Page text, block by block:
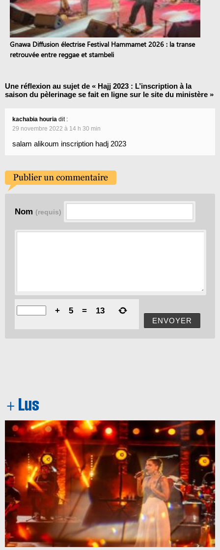
Gnawa Diffusion électrise Festival Hammamet 2026 : la transe
retrouvée entre reggae et stambeli
Une réflexion au sujet de « Hajj 2023 : L’inscription à la
saison du pèlerinage se fait en ligne sur le site du ministère »
kachabia houria dit :
29 novembre 2022 à 14 h 30 min
salam alikoum inscription hadj 2023
Nom (requis)
ENVOYER
+ 5 = 13